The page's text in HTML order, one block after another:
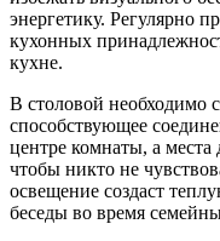
энергетику. Регулярно
кухонных
кухне.
В столовой необходимо
способствующее
центре комнаты, а
чтобы никто не
освещение создаст
беседы во время